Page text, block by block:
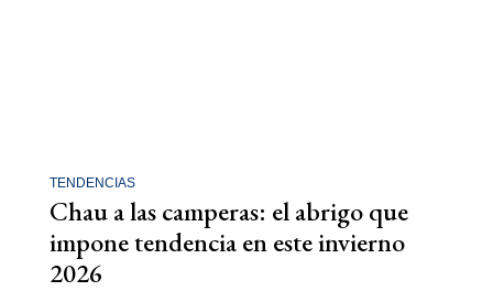
TENDENCIAS
Chau a las camperas: el abrigo que
impone tendencia en este invierno
2026